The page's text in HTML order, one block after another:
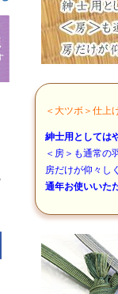
＜大ツボ＞仕上
紳士用としては
＜房＞も通常の
房だけが仰々し
通年お使いいた